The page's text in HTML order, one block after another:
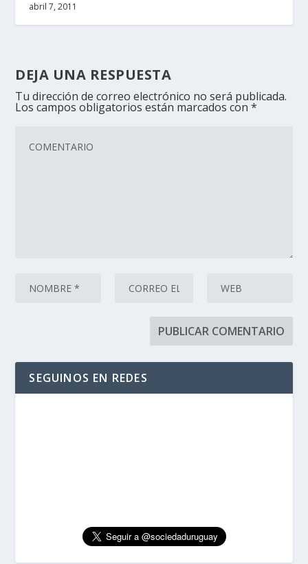
abril 7, 2011
DEJA UNA RESPUESTA
Tu dirección de correo electrónico no será publicada.
Los campos obligatorios están marcados con*
SEGUINOS EN REDES